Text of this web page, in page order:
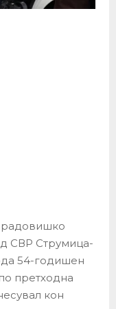
радовишко
СВР Струмица-
54-годишен
претходна
кон